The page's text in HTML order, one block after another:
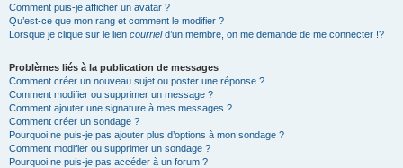
Comment puis-je afficher un avatar ?
Qu’est-ce que mon rang et comment le modifier ?
Lorsque je clique sur le lien courrield’un membre, on me demande de me connecter !?
Problèmes liés à la publication de messages
Comment créer un nouveau sujet ou poster une réponse ?
Comment modifier ou supprimer un message ?
Comment ajouter une signature à mes messages ?
Comment créer un sondage ?
Pourquoi ne puis-je pas ajouter plus d’options à mon sondage ?
Comment modifier ou supprimer un sondage ?
Pourquoi ne puis-je pas accéder à un forum ?